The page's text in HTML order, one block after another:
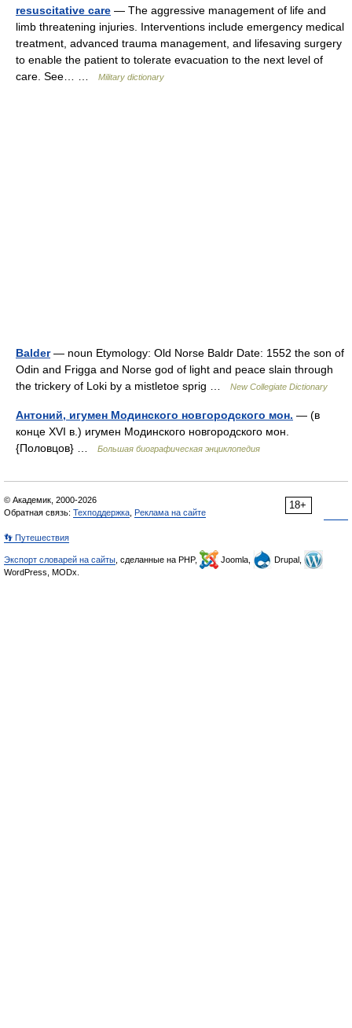
resuscitative care — The aggressive management of life and
limb threatening injuries. Interventions include emergency medical
treatment, advanced trauma management, and lifesaving surgery
to enable the patient to tolerate evacuation to the next level of
care. See… …
Military dictionary
Balder— noun Etymology: Old Norse Baldr Date: 1552 the son of
Odin and Frigga and Norse god of light and peace slain through
the trickery of Loki by a mistletoe sprig …
New Collegiate Dictionary
Антоний, игумен Модинского новгородского мон. — (в
конце XVI в.) игумен Модинского новгородского мон.
{Половцов} …
Большая биографическая энциклопедия
18+
© Академик, 2000-2026
Обратная связь: Техподдержка Реклама на сайте
👣 Путешествия
Экспорт словарей на сайты , сделанные на PHP, Joomla,
Drupal,
WordPress, MODx.